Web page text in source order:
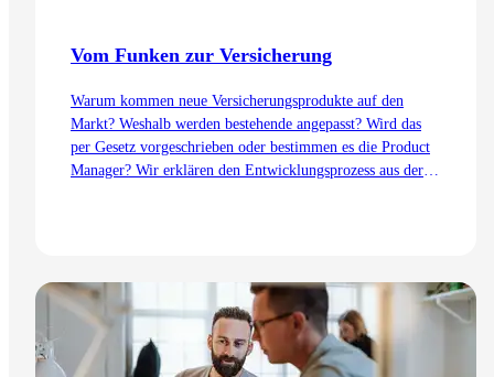
Vom Funken zur Versicherung
Warum kommen neue Versicherungsprodukte auf den
Markt? Weshalb werden bestehende angepasst? Wird das
per Gesetz vorgeschrieben oder bestimmen es die Product
Manager? Wir erklären den Entwicklungsprozess aus der
Zum Artikel